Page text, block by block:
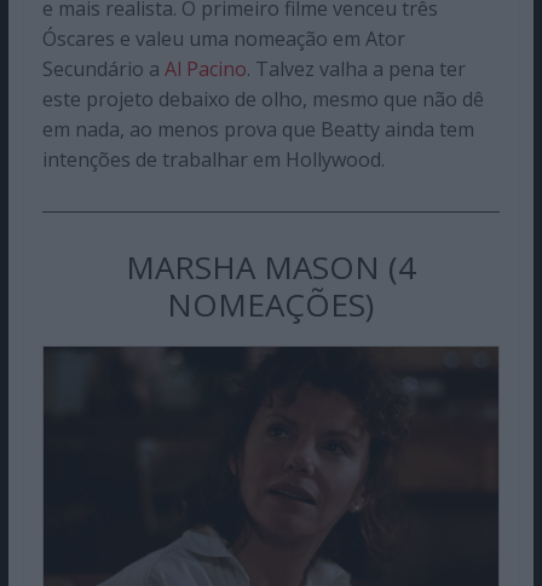
e mais realista. O primeiro filme venceu três
Óscares e valeu uma nomeação em Ator
Secundário a Al Pacino. Talvez valha a pena ter
este projeto debaixo de olho, mesmo que não dê
em nada, ao menos prova que Beatty ainda tem
intenções de trabalhar em Hollywood.
MARSHA MASON (4
NOMEAÇÕES)